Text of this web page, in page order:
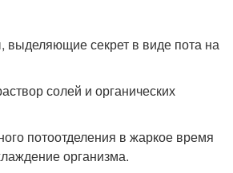
выделяющие секрет в виде пота на
солей и органических
потоотделения в жаркое время
организма.